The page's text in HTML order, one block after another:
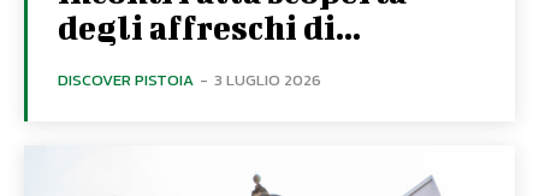
degli affreschi di...
DISCOVER PISTOIA - 3 LUGLIO 2026